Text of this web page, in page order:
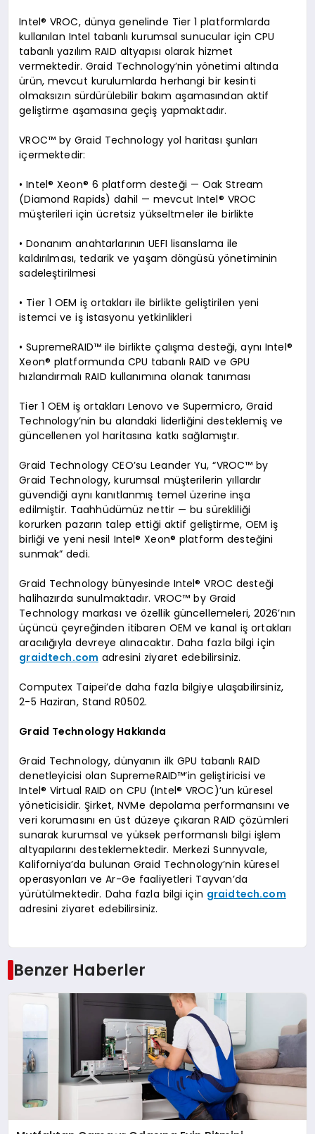
Intel® VROC, dünya genelinde Tier 1 platformlarda
kullanılan Intel tabanlı kurumsal sunucular için CPU
tabanlı yazılım RAID altyapısı olarak hizmet
vermektedir. Graid Technology’nin yönetimi altında
ürün, mevcut kurulumlarda herhangi bir kesinti
olmaksızın sürdürülebilir bakım aşamasından aktif
geliştirme aşamasına geçiş yapmaktadır.
VROC™ by Graid Technology yol haritası şunları
içermektedir:
• Intel® Xeon® 6 platform desteği — Oak Stream
(Diamond Rapids) dahil — mevcut Intel® VROC
müşterileri için ücretsiz yükseltmeler ile birlikte
• Donanım anahtarlarının UEFI lisanslama ile
kaldırılması, tedarik ve yaşam döngüsü yönetiminin
sadeleştirilmesi
• Tier 1 OEM iş ortakları ile birlikte geliştirilen yeni
istemci ve iş istasyonu yetkinlikleri
• SupremeRAID™ ile birlikte çalışma desteği, aynı Intel®
Xeon® platformunda CPU tabanlı RAID ve GPU
hızlandırmalı RAID kullanımına olanak tanıması
Tier 1 OEM iş ortakları Lenovo ve Supermicro, Graid
Technology’nin bu alandaki liderliğini desteklemiş ve
güncellenen yol haritasına katkı sağlamıştır.
Graid Technology CEO’su Leander Yu, “VROC™ by
Graid Technology, kurumsal müşterilerin yıllardır
güvendiği aynı kanıtlanmış temel üzerine inşa
edilmiştir. Taahhüdümüz nettir — bu sürekliliği
korurken pazarın talep ettiği aktif geliştirme, OEM iş
birliği ve yeni nesil Intel® Xeon® platform desteğini
sunmak” dedi.
Graid Technology bünyesinde Intel® VROC desteği
halihazırda sunulmaktadır. VROC™ by Graid
Technology markası ve özellik güncellemeleri, 2026’nın
üçüncü çeyreğinden itibaren OEM ve kanal iş ortakları
aracılığıyla devreye alınacaktır. Daha fazla bilgi için
graidtech.com adresini ziyaret edebilirsiniz.
Computex Taipei’de daha fazla bilgiye ulaşabilirsiniz,
2-5 Haziran, Stand R0502.
Graid Technology Hakkında
Graid Technology, dünyanın ilk GPU tabanlı RAID
denetleyicisi olan SupremeRAID™’in geliştiricisi ve
Intel® Virtual RAID on CPU (Intel® VROC)’un küresel
yöneticisidir. Şirket, NVMe depolama performansını ve
veri korumasını en üst düzeye çıkaran RAID çözümleri
sunarak kurumsal ve yüksek performanslı bilgi işlem
altyapılarını desteklemektedir. Merkezi Sunnyvale,
Kaliforniya’da bulunan Graid Technology’nin küresel
operasyonları ve Ar-Ge faaliyetleri Tayvan’da
yürütülmektedir. Daha fazla bilgi için graidtech.com
adresini ziyaret edebilirsiniz.
Benzer Haberler